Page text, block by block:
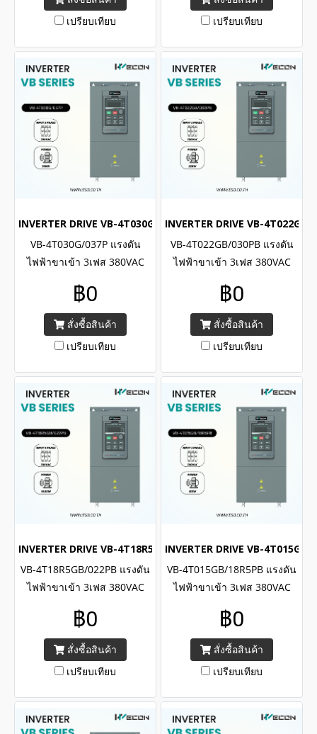
Capacity 200kW , 275H.P.
เปรียบเทียบ
Capacity 37kW , 50H.P.
เปรียบเทียบ
INVERTER DRIVE VB-4T030G/037P (3Phase 380VAC / 30kW ,
VB-4T030G/037P แรงดัน
ไฟฟ้าขาเข้า 3เฟส 380VAC
WECON INVERTER VB Series
Input 3 Phase 380VAC ,
Capacity 30kW , 40H.P.
฿0
สั่งซื้อสินค้า
เปรียบเทียบ
INVERTER DRIVE VB-
VB-4T022GB/030PB แรงดัน
ไฟฟ้าขาเข้า 3เฟส 380VAC
WECON INVERTER VB Series
Input 3 Phase 380VAC ,
Capacity 22kW , 30H.P.
฿0
สั่งซื้อสินค้า
เปรียบเทียบ
INVERTER DRIVE VB-4T18R5GB/022PB (3Phase 380VAC /
VB-4T18R5GB/022PB แรงดัน
ไฟฟ้าขาเข้า 3เฟส 380VAC
WECON INVERTER VB Series
Input 3 Phase 380VAC ,
Capacity 18.5kW , 25H.P.
฿0
สั่งซื้อสินค้า
เปรียบเทียบ
INVERTER DRIVE VB-
VB-4T015GB/18R5PB แรงดัน
ไฟฟ้าขาเข้า 3เฟส 380VAC
WECON INVERTER VB Series
Input 3 Phase 380VAC ,
Capacity 15kW , 20H.P.
฿0
สั่งซื้อสินค้า
เปรียบเทียบ